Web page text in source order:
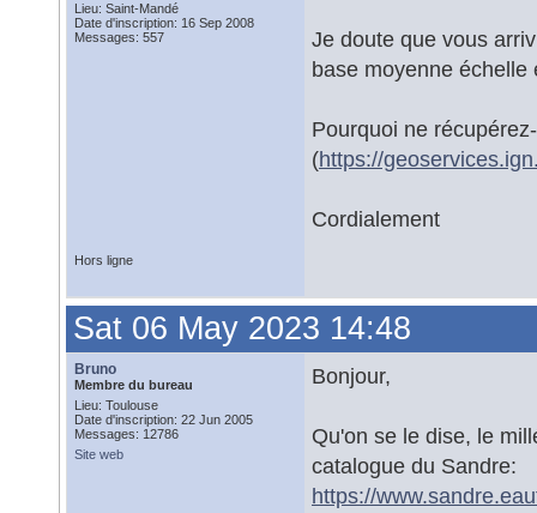
Lieu: Saint-Mandé
Date d'inscription: 16 Sep 2008
Messages: 557
Je doute que vous
base moyenne échelle
Pourquoi ne
(https://
Cordialement
Hors ligne
Sat 06 May 2023 14:48
Bruno
Membre du bureau
Lieu: Toulouse
Date d'inscription: 22 Jun 2005
Messages: 12786
Site web
Bonjour,
Qu'on se le dise, le
catalogue du Sandre:
https://